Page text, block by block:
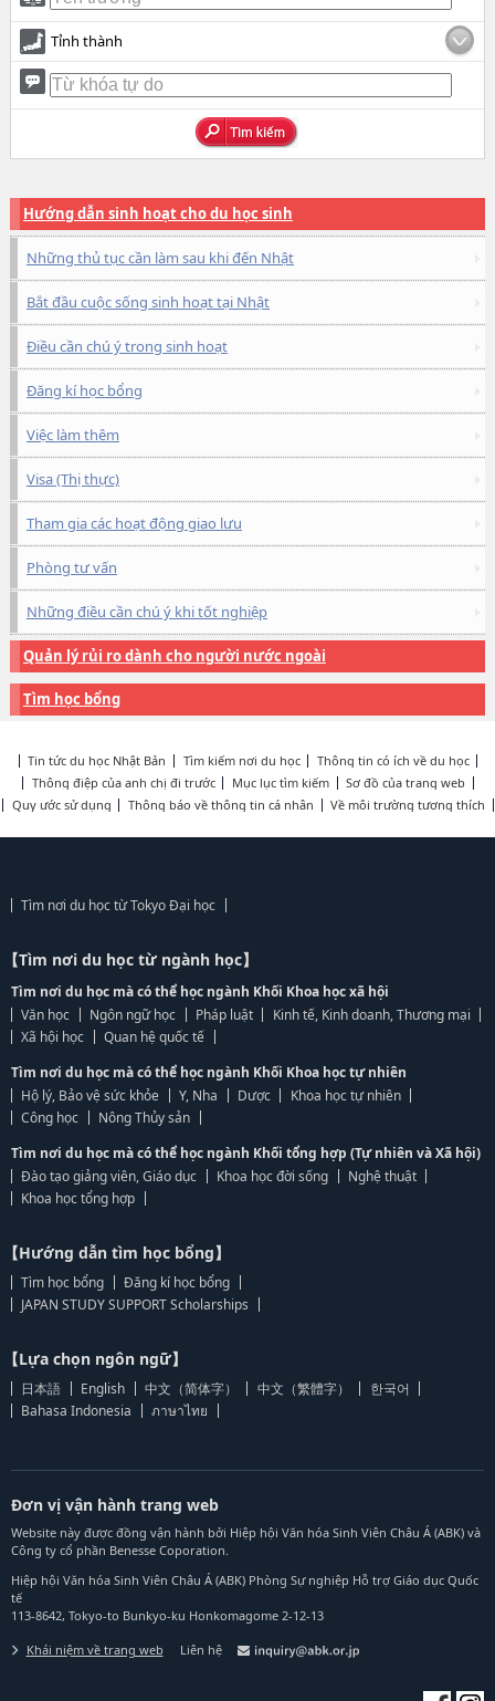
Tỉnh thành
Hướng dẫn sinh hoạt cho du học sinh
Những thủ tục cần làm sau khi đến Nhật
Bắt đầu cuộc sống sinh hoạt tại Nhật
Điều cần chú ý trong sinh hoạt
Đăng kí học bổng
Việc làm thêm
Visa (Thị thực)
Tham gia các hoạt động giao lưu
Phòng tư vấn
Những điều cần chú ý khi tốt nghiệp
Quản lý rủi ro dành cho người nước ngoài
Tìm học bổng
Tin tức du học Nhật Bản Tìm kiếm nơi du học
Thông tin có ích về du học
Thông điệp của anh chị đi trước
Mục lục tìm kiếm
Sơ đồ của trang web
Quy ước sử dụng
Thông báo về thông tin cá nhân Về môi trường tương thích
Tìm nơi du học từ Tokyo Đại học
【Tìm nơi du học từ ngành học】
Tìm nơi du học mà có thể học ngành Khối Khoa học xã hội
Văn học
Ngôn ngữ học Pháp luật
Kinh tế, Kinh doanh, Thương mại
Xã hội học
Quan hệ quốc tế
Tìm nơi du học mà có thể học ngành Khối Khoa học tự nhiên
Hộ lý, Bảo vệ sức khỏe
Y, Nha Dược
Khoa học tự nhiên
Công học
Nông Thủy sản
Tìm nơi du học mà có thể học ngành Khối tổng hợp (Tự nhiên và Xã hội)
Đào tạo giảng viên, Giáo dục
Khoa học đời sống
Nghệ thuật
Khoa học tổng hợp
【Hướng dẫn tìm học bổng】
Tìm học bổng
Đăng kí học bổng
JAPAN STUDY SUPPORT Scholarships
【Lựa chọn ngôn ngữ】
日本語 English 中文（简体字） 中文（繁體字）
한국어
Bahasa Indonesia
ภาษาไทย
Đơn vị vận hành trang web
Website này được đồng vận hành bởi Hiệp hội Văn hóa Sinh Viên Châu Á (ABK) và
Công ty cổ phần Benesse Coporation.
Hiệp hội Văn hóa Sinh Viên Châu Á (ABK) Phòng Sự nghiệp Hỗ trợ Giáo dục Quốc
tế
113-8642, Tokyo-to Bunkyo-ku Honkomagome 2-12-13
Khái niệm về trang web Liên hệ